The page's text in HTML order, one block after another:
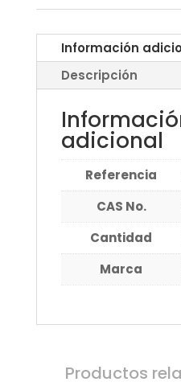
Información
Descripción
adicional
Referencia
CAS No.
Cantidad
Marca
Productos